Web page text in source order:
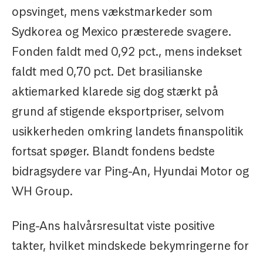
opsvinget, mens vækstmarkeder som
Sydkorea og Mexico præsterede svagere.
Fonden faldt med 0,92 pct., mens indekset
faldt med 0,70 pct. Det brasilianske
aktiemarked klarede sig dog stærkt på
grund af stigende eksportpriser, selvom
usikkerheden omkring landets finanspolitik
fortsat spøger. Blandt fondens bedste
bidragsydere var Ping-An, Hyundai Motor og
WH Group.
Ping-Ans halvårsresultat viste positive
takter, hvilket mindskede bekymringerne for